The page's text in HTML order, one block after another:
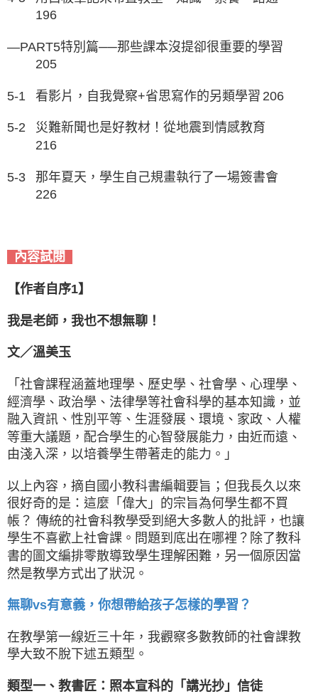
196
—PART5特別篇──那些課本沒提卻很重要的學習
205
5-1 看影片，自我覺察+省思寫作的另類學習 206
5-2
災難新聞也是好教材！從地震到情感教育
216
5-3
那年夏天，學生自己規畫執行了一場簽書會
226
內容試閱
【作者自序1】
我是老師，我也不想無聊！
文／溫美玉
「社會課程涵蓋地理學、歷史學、社會學、心理學、
經濟學、政治學、法律學等社會科學的基本知識，並
融入資訊、性別平等、生涯發展、環境、家政、人權
等重大議題，配合學生的心智發展能力，由近而遠、
由淺入深，以培養學生帶著走的能力。」
以上內容，摘自國小教科書編輯要旨；但我長久以來
很好奇的是：這麼「偉大」的宗旨為何學生都不買
帳？ 傳統的社會科教學受到絕大多數人的批評，也讓
學生不喜歡上社會課。問題到底出在哪裡？除了教科
書的圖文編排零散導致學生理解困難，另一個原因當
然是教學方式出了狀況。
無聊vs有意義，你想帶給孩子怎樣的學習？
在教學第一線近三十年，我觀察多數教師的社會課教
學大致不脫下述五類型。
類型一、教書匠：照本宣科的「講光抄」信徒